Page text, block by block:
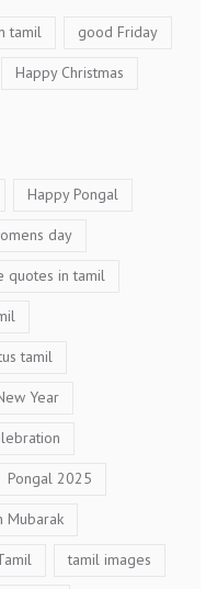
tamil good Friday
Happy Christmas
Happy Pongal
day
quotes in tamil
tamil
Year
Pongal 2025
Mubarak
tamil images